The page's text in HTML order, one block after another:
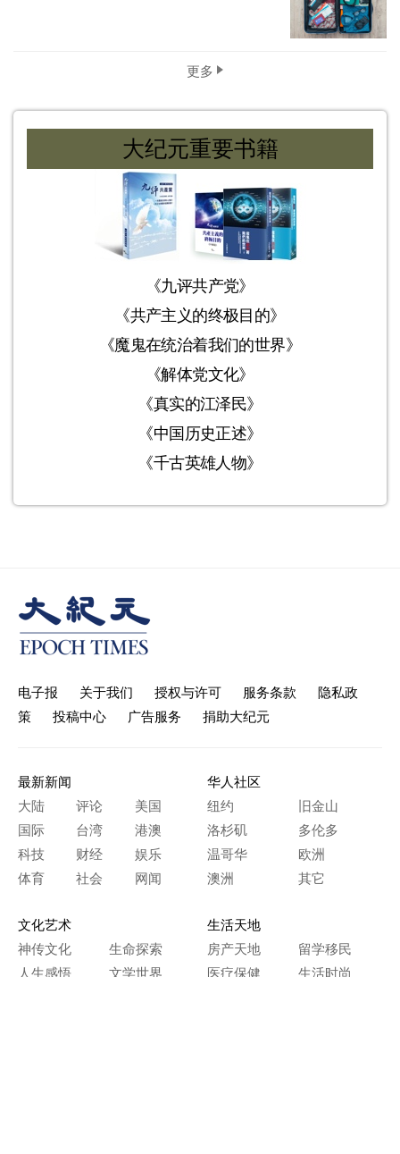
更多
大纪元重要书籍
《九评共产党》
《共产主义的终极目的》
《魔鬼在统治着我们的世界》
《解体党文化》
《真实的江泽民》
《中国历史正述》
《千古英雄人物》
电子报 关于我们 授权与许可 服务条款
隐私政
策
投稿中心 广告服务 捐助大纪元
最新新闻
大陆
评论
美国
国际
台湾
港澳
科技
财经
娱乐
体育
社会 网闻
华人社区
纽约
旧金山
洛杉矶
多伦多
温哥华
欧洲
澳洲
其它
文化艺术
神传文化
生命探索
人生感悟
文学世界
生活天地
房产天地
留学移民
医疗保健
生活时尚